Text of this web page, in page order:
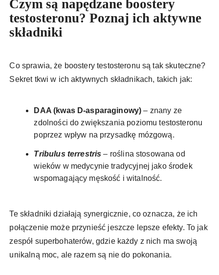
Czym są napędzane boostery
testosteronu? Poznaj ich aktywne
składniki
Co sprawia, że boostery testosteronu są tak skuteczne?
Sekret tkwi w ich aktywnych składnikach, takich jak:
DAA (kwas D-asparaginowy) – znany ze
zdolności do zwiększania poziomu testosteronu
poprzez wpływ na przysadkę mózgową.
Tribulus terrestris – roślina stosowana od
wieków w medycynie tradycyjnej jako środek
wspomagający męskość i witalność.
Te składniki działają synergicznie, co oznacza, że ich
połączenie może przynieść jeszcze lepsze efekty. To jak
zespół superbohaterów, gdzie każdy z nich ma swoją
unikalną moc, ale razem są nie do pokonania.